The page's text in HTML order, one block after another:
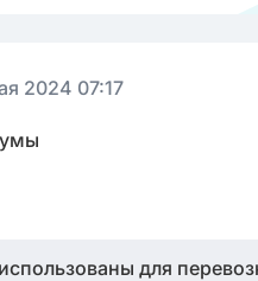
2024 07:17
для